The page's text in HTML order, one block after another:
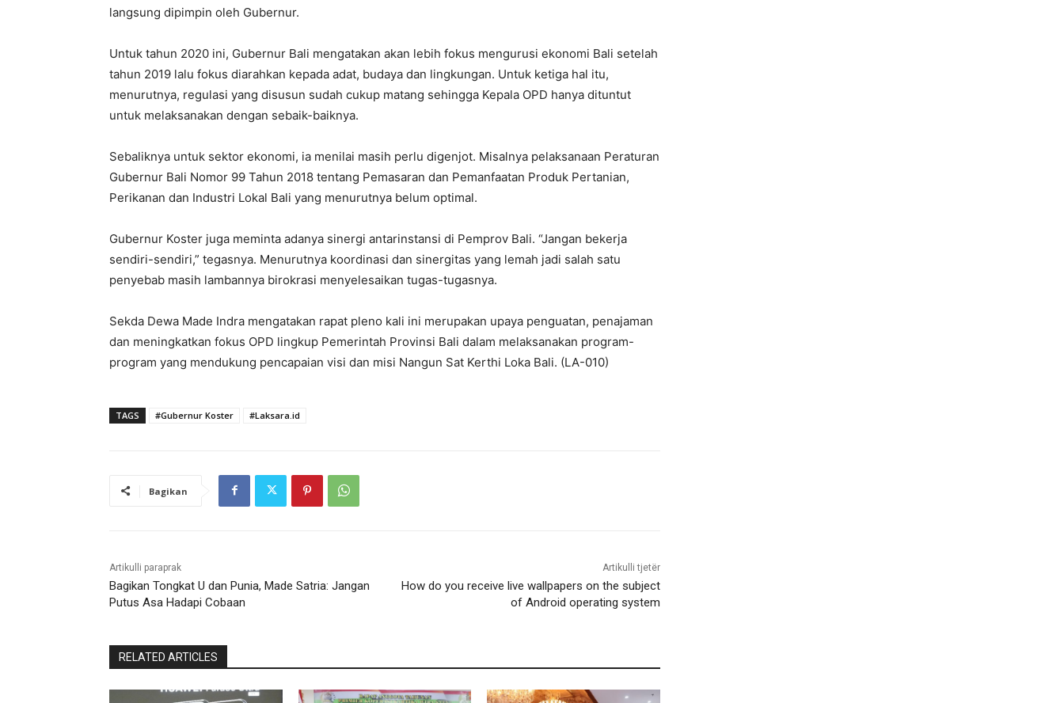
langsung dipimpin oleh Gubernur.
Untuk tahun 2020 ini, Gubernur Bali mengatakan akan lebih fokus mengurusi ekonomi Bali setelah
tahun 2019 lalu fokus diarahkan kepada adat, budaya dan lingkungan. Untuk ketiga hal itu,
menurutnya, regulasi yang disusun sudah cukup matang sehingga Kepala OPD hanya dituntut
untuk melaksanakan dengan sebaik-baiknya.
Sebaliknya untuk sektor ekonomi, ia menilai masih perlu digenjot. Misalnya pelaksanaan Peraturan
Gubernur Bali Nomor 99 Tahun 2018 tentang Pemasaran dan Pemanfaatan Produk Pertanian,
Perikanan dan Industri Lokal Bali yang menurutnya belum optimal.
Gubernur Koster juga meminta adanya sinergi antarinstansi di Pemprov Bali. “Jangan bekerja
sendiri-sendiri,” tegasnya. Menurutnya koordinasi dan sinergitas yang lemah jadi salah satu
penyebab masih lambannya birokrasi menyelesaikan tugas-tugasnya.
Sekda Dewa Made Indra mengatakan rapat pleno kali ini merupakan upaya penguatan, penajaman
dan meningkatkan fokus OPD lingkup Pemerintah Provinsi Bali dalam melaksanakan program-
program yang mendukung pencapaian visi dan misi Nangun Sat Kerthi Loka Bali. (LA-010)
TAGS #Gubernur Koster #Laksara.id
Bagikan
Artikulli paraprak
Bagikan Tongkat U dan Punia, Made Satria: Jangan
Putus Asa Hadapi Cobaan
Artikulli tjetër
How do you receive live wallpapers on the subject
of Android operating system
RELATED ARTICLES